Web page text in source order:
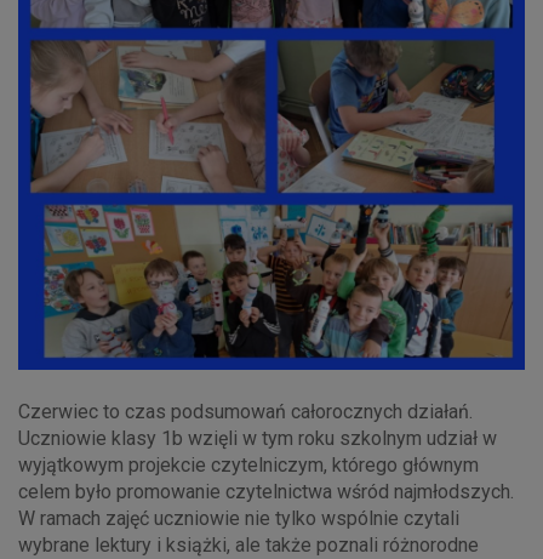
Czerwiec to czas podsumowań całorocznych działań.
Uczniowie klasy 1b wzięli w tym roku szkolnym udział w
wyjątkowym projekcie czytelniczym, którego głównym
celem było promowanie czytelnictwa wśród najmłodszych.
W ramach zajęć uczniowie nie tylko wspólnie czytali
wybrane lektury i książki, ale także poznali różnorodne